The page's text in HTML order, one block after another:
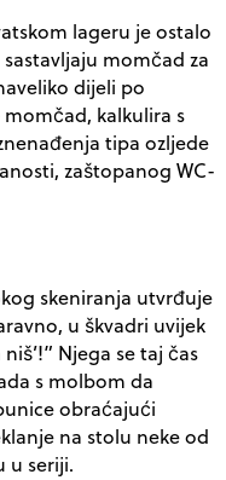
lageru je ostalo
momčad za
dijeli po
kalkulira s
tipa ozljede
zaštopanog WC-
skeniranja utvrđuje
u škvadri uvijek
Njega se taj čas
s molbom da
obraćajući
na stolu neke od
u seriji.